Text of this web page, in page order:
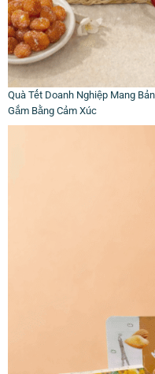
Quà Tết Doanh Nghiệp Mang
Gắm Bằng Cảm Xúc